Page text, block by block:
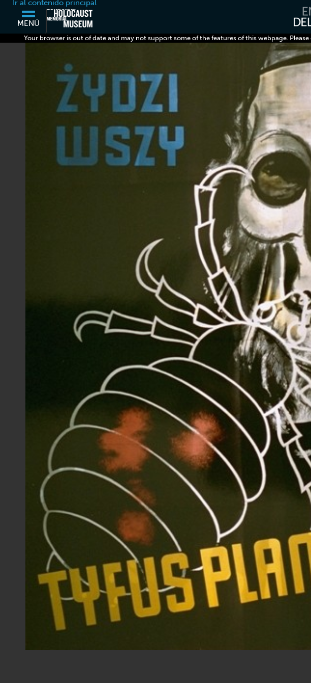
Ir al contenido principal
MENÚ
Your browser is out of date and may not support some of the features of this webpage.